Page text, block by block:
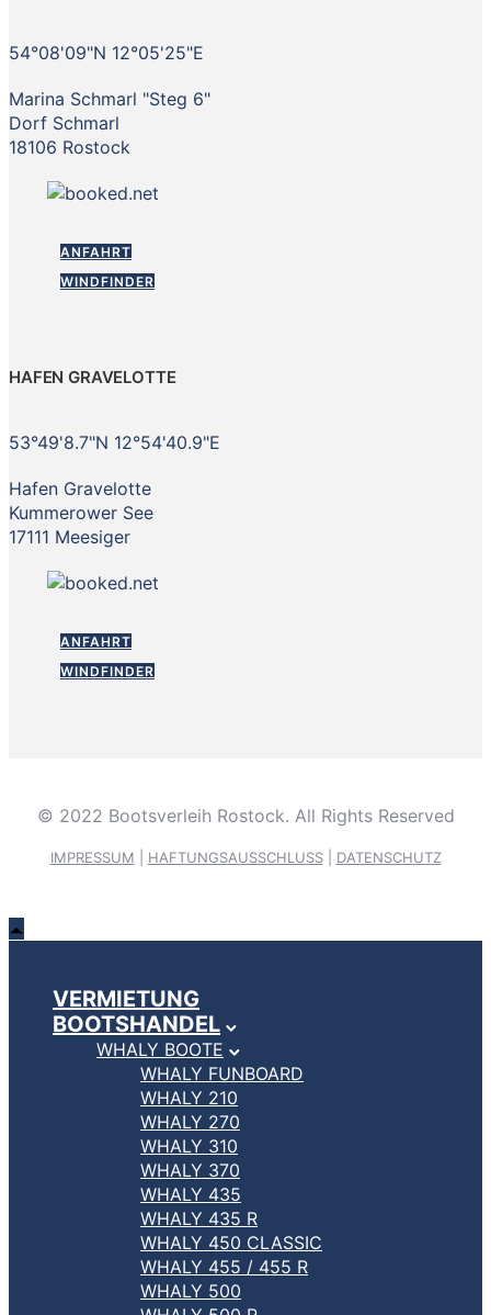
54°08'09"N 12°05'25"E
Marina Schmarl "Steg 6"
Dorf Schmarl
18106 Rostock
ANFAHRT
WINDFINDER
HAFEN GRAVELOTTE
53°49'8.7"N 12°54'40.9"E
Hafen Gravelotte
Kummerower See
17111 Meesiger
ANFAHRT
WINDFINDER
© 2022 Bootsverleih Rostock. All Rights Reserved
IMPRESSUM HAFTUNGSAUSSCHLUSS| DATENSCHUTZ
VERMIETUNG
BOOTSHANDEL
WHALY BOOTE
WHALY FUNBOARD
WHALY 210
WHALY 270
WHALY 310
WHALY 370
WHALY 435
WHALY 435 R
WHALY 450 CLASSIC
WHALY 455 / 455 R
WHALY 500